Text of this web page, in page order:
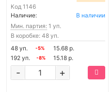
Код 1146
Наличие:
В наличии
Мин. партия: 1 уп.
В коробке: 48 уп.
48 уп.
-5%
15.68 р.
192 уп.
-8% 15.18 р.
+
-